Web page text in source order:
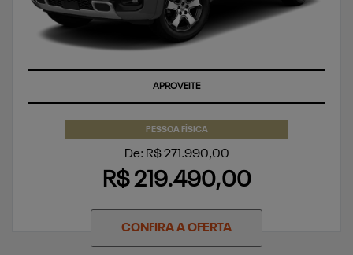
APROVEITE
PESSOA FÍSICA
De: R$ 271.990,00
R$ 219.490,00
CONFIRA A OFERTA